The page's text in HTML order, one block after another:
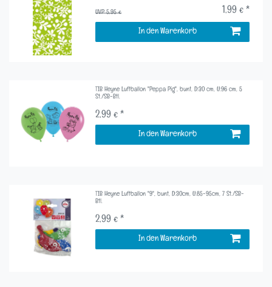
UVP 5,95 € 1,99 € *
In den Warenkorb
TIB Heyne Luftballon "Peppa Pig", bunt, D:30 cm, U:96 cm, 5
St./SB-Btl.
2,99 € *
In den Warenkorb
TIB Heyne Luftballon "9", bunt, D:30cm, U:85-95cm, 7 St./SB-
Btl.
2,99 € *
In den Warenkorb